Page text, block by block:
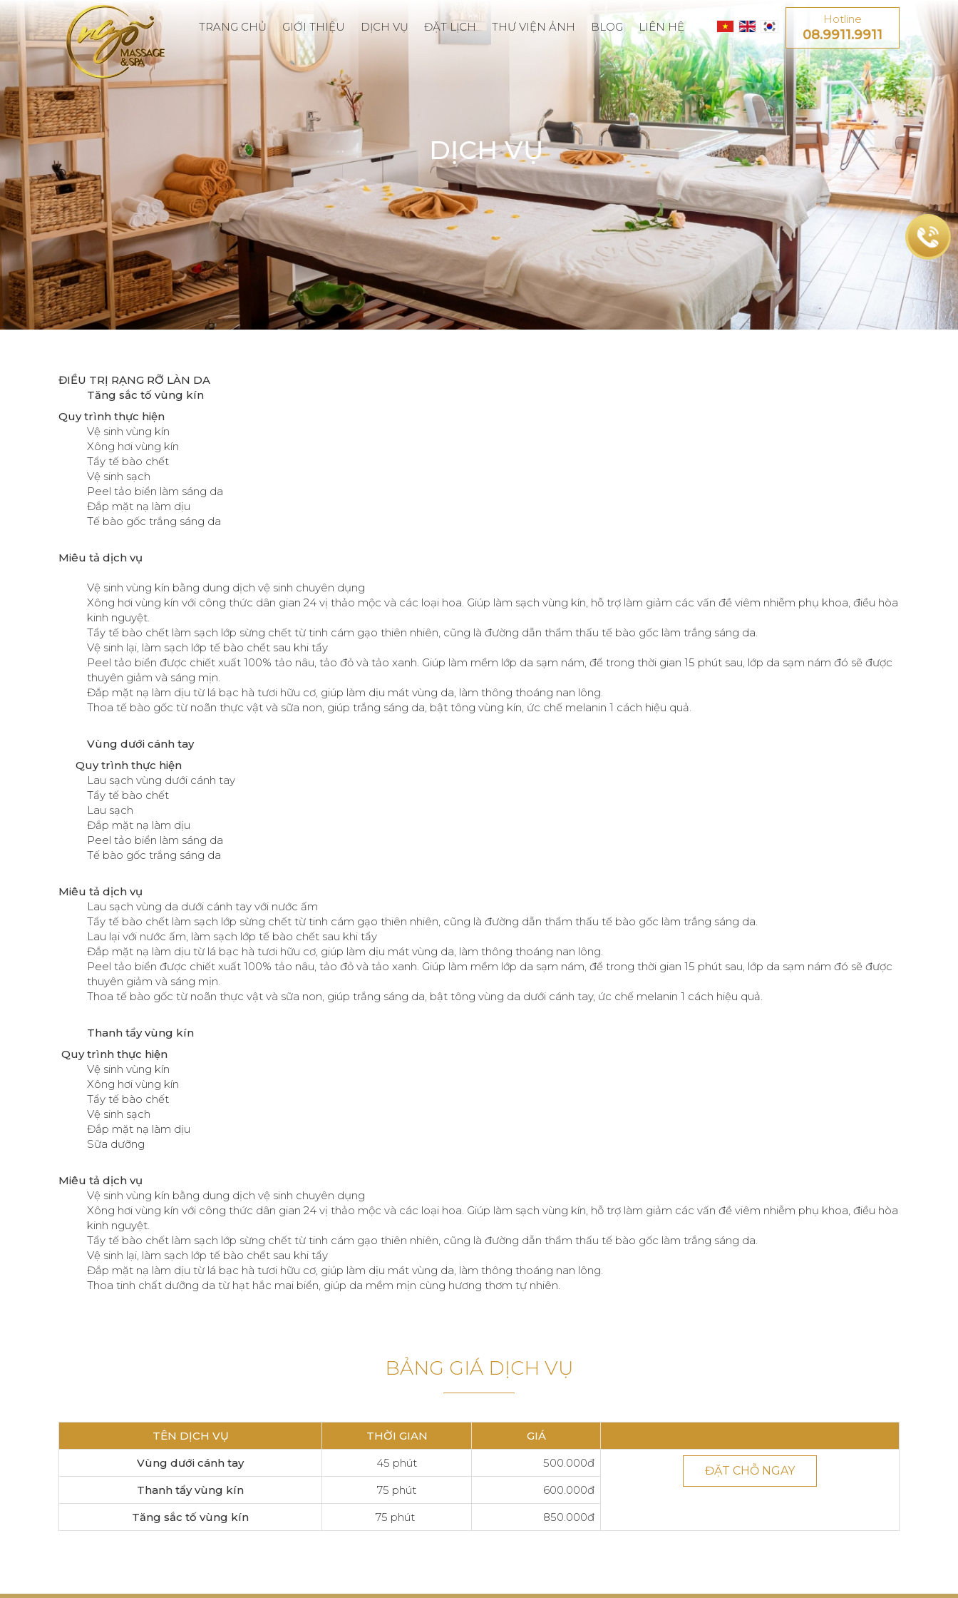
TRANG CHỦ GIỚI THIỆU DỊCH VỤ ĐẶT LỊCH THƯ VIỆN ẢNH BLOG LIÊN HỆ
Hotline
08.9911.9911
DỊCH VỤ
ĐIỀU TRỊ RẠNG RỠ LÀN DA
Tăng sắc tố vùng kín
Quy trình thực hiện
Vệ sinh vùng kín
Xông hơi vùng kín
Tẩy tế bào chết
Vệ sinh sạch
Peel tảo biển làm sáng da
Đắp mặt nạ làm dịu
Tế bào gốc trắng sáng da
Miêu tả dịch vụ
Vệ sinh vùng kín bằng dung dịch vệ sinh chuyên dụng
Xông hơi vùng kín với công thức dân gian 24 vị thảo mộc và các loại hoa. Giúp làm sạch vùng kín, hỗ trợ làm giảm các vấn đề viêm nhiễm phụ khoa, điều hòa
kinh nguyệt.
Tẩy tế bào chết làm sạch lớp sừng chết từ tinh cám gạo thiên nhiên, cũng là đường dẫn thẩm thấu tế bào gốc làm trắng sáng da.
Vệ sinh lại, làm sạch lớp tế bào chểt sau khi tẩy
Peel tảo biển được chiết xuất 100% tảo nâu, tảo đỏ và tảo xanh. Giúp làm mềm lớp da sạm nám, để trong thời gian 15 phút sau, lớp da sạm nám đó sẽ được
thuyên giảm và sáng mịn.
Đắp mặt nạ làm dịu từ lá bạc hà tươi hữu cơ, giúp làm dịu mát vùng da, làm thông thoáng nan lông.
Thoa tế bào gốc từ noãn thực vật và sữa non, giúp trắng sáng da, bật tông vùng kín, ức chế melanin 1 cách hiệu quả.
Vùng dưới cánh tay
Quy trình thực hiện
Lau sạch vùng dưới cánh tay
Tẩy tế bào chết
Lau sạch
Đắp mặt nạ làm dịu
Peel tảo biển làm sáng da
Tế bào gốc trắng sáng da
Miêu tả dịch vụ
Lau sạch vùng da dưới cánh tay với nước ấm
Tẩy tế bào chết làm sạch lớp sừng chết từ tinh cám gạo thiên nhiên, cũng là đường dẫn thẩm thấu tế bào gốc làm trắng sáng da.
Lau lại với nước ấm, làm sạch lớp tế bào chết sau khi tẩy
Đắp mặt nạ làm dịu từ lá bạc hà tươi hữu cơ, giúp làm dịu mát vùng da, làm thông thoáng nan lông.
Peel tảo biển được chiết xuất 100% tảo nâu, tảo đỏ và tảo xanh. Giúp làm mềm lớp da sạm nám, để trong thời gian 15 phút sau, lớp da sạm nám đó sẽ được
thuyên giảm và sáng mịn.
Thoa tế bào gốc từ noãn thực vật và sữa non, giúp trắng sáng da, bật tông vùng da dưới cánh tay, ức chế melanin 1 cách hiệu quả.
Thanh tẩy vùng kín
Quy trình thực hiện
Vệ sinh vùng kín
Xông hơi vùng kín
Tẩy tế bào chết
Vệ sinh sạch
Đắp mặt nạ làm dịu
Sữa dưỡng
Miêu tả dịch vụ
Vệ sinh vùng kín bằng dung dịch vệ sinh chuyên dụng
Xông hơi vùng kín với công thức dân gian 24 vị thảo mộc và các loại hoa. Giúp làm sạch vùng kín, hỗ trợ làm giảm các vấn đề viêm nhiễm phụ khoa, điều hòa
kinh nguyệt.
Tẩy tế bào chết làm sạch lớp sừng chết từ tinh cám gạo thiên nhiên, cũng là đường dẫn thẩm thấu tế bào gốc làm trắng sáng da.
Vệ sinh lại, làm sạch lớp tế bào chểt sau khi tẩy
Đắp mặt nạ làm dịu từ lá bạc hà tươi hữu cơ, giúp làm dịu mát vùng da, làm thông thoáng nan lông.
Thoa tinh chất dưỡng da từ hạt hắc mai biển, giúp da mềm mịn cùng hương thơm tự nhiên.
BẢNG GIÁ DỊCH VỤ
TÊN DỊCH VỤ THỜI GIAN
GIÁ
Vùng dưới cánh tay
45 phút 500.000đ
ĐẶT CHỖ NGAY
Thanh tẩy vùng kín
75 phút
600.000đ
Tăng sắc tố vùng kín
75 phút 850.000đ